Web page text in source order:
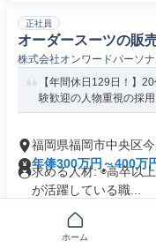
正社員
オーダースーツの販
株式会社オンワードパーソ
【年間休日129日！】
験歓迎の人物重視の採
福岡県福岡市中央区今
年俸300万円～400万
求める人材: ◉高卒以
が活躍している職...
ホーム